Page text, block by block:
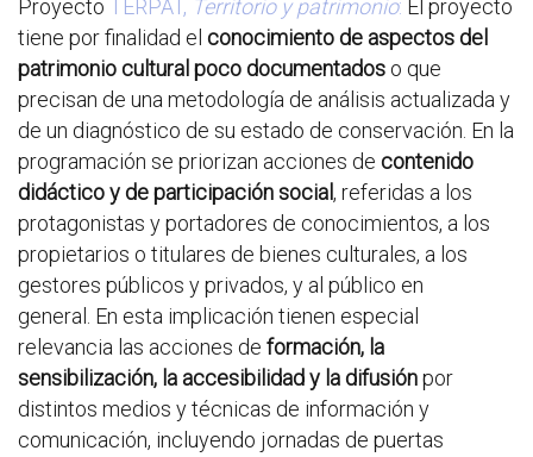
Proyecto TERPAT, Territorio y patrimonio: El proyecto
tiene por finalidad el conocimientode aspectos del
patrimonio cultural poco documentados o que
precisan de una metodología de análisis actualizada y
de un diagnóstico de su estado de conservación. En la
programación se priorizan acciones de contenido
didáctico y de participación social, referidas a los
protagonistas y portadores de conocimientos, a los
propietarios o titulares de bienes culturales, a los
gestores públicos y privados, y al público en
general. En esta implicación tienen especial
relevancia las acciones de formación, la
sensibilización, la accesibilidad y la difusiónpor
distintos medios y técnicas de información y
comunicación, incluyendo jornadas de puertas